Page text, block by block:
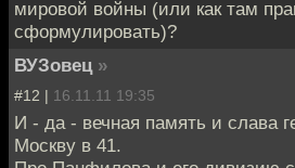
мировой войны (или как там
сформулировать)?
ВУЗовец »
#12 | 16.11.11 19:35
И - да - вечная память и слава
Москву в 41.